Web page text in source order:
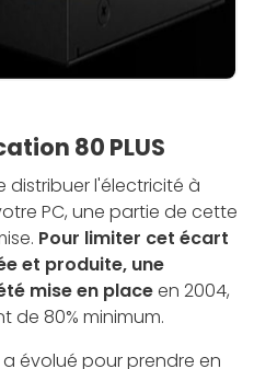
80 PLUS
distribuer l'électricité à
PC, une partie de cette
Pour limiter cet écart
et produite, une
mise en placeen 2004,
de 80% minimum.
évolué pour prendre en